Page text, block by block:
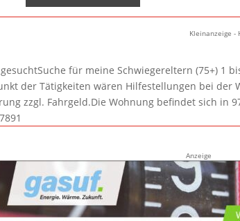
Kleinanzeige -
für meine Schwiegereltern (75+) 1
der Tätigkeiten wären Hilfestellungen bei der
zzgl. Fahrgeld.Die Wohnung befindet sich in
Anzeige